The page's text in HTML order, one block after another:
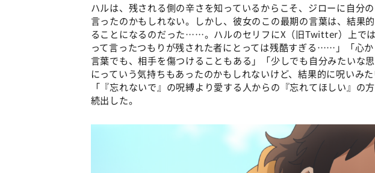
ハルは、残される側の辛さを知っているからこそ、ジローに自分
言ったのかもしれない。しかし、彼女のこの最期の言葉は、結果
ることになるのだった……。ハルのセリフにX（旧Twitter）上で
って言ったつもりが残された者にとっては残酷すぎる……」「心
言葉でも、相手を傷つけることもある」「少しでも自分みたいな
にっていう気持ちもあったのかもしれないけど、結果的に呪いみた
「『忘れないで』の呪縛より愛する人からの『忘れてほしい』の
続出した。